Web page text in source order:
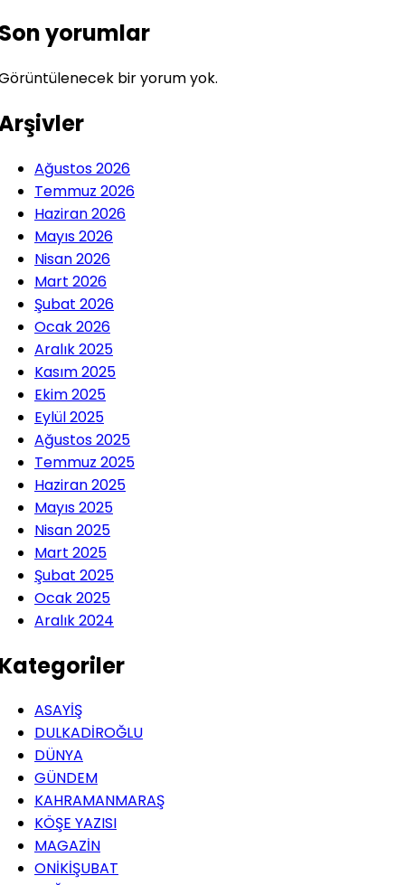
yorumlar
bir yorum yok.
Ağustos 2026
Temmuz 2026
Haziran 2026
Mayıs 2026
Nisan 2026
Mart 2026
Şubat 2026
Ocak 2026
Aralık 2025
Kasım 2025
Ekim 2025
Eylül 2025
Ağustos 2025
Temmuz 2025
Haziran 2025
Mayıs 2025
Nisan 2025
Mart 2025
Şubat 2025
Ocak 2025
Aralık 2024
ASAYİŞ
DULKADİROĞLU
DÜNYA
GÜNDEM
KAHRAMANMARAŞ
KÖŞE YAZISI
MAGAZİN
ONİKİŞUBAT